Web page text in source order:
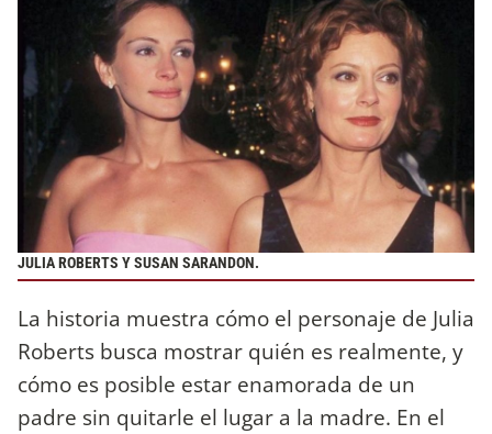
JULIA ROBERTS Y SUSAN SARANDON.
La historia muestra cómo el personaje de Julia
Roberts busca mostrar quién es realmente, y
cómo es posible estar enamorada de un
padre sin quitarle el lugar a la madre. En el